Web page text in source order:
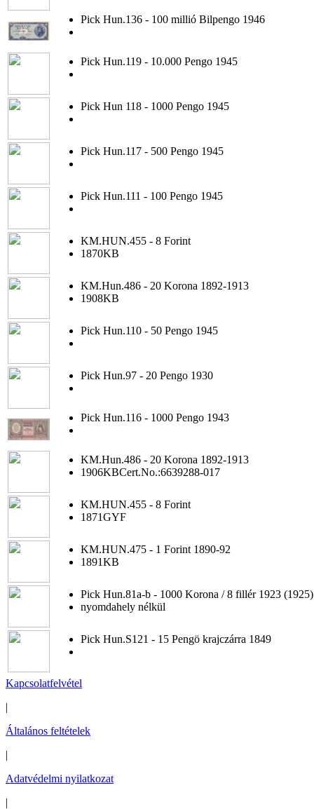
Pick Hun.136 - 100 millió Bilpengo 1946
Pick Hun.119 - 10.000 Pengo 1945
Pick Hun 118 - 1000 Pengo 1945
Pick Hun.117 - 500 Pengo 1945
Pick Hun.111 - 100 Pengo 1945
KM.HUN.455 - 8 Forint
1870KB
KM.Hun.486 - 20 Korona 1892-1913
1908KB
Pick Hun.110 - 50 Pengo 1945
Pick Hun.97 - 20 Pengo 1930
Pick Hun.116 - 1000 Pengo 1943
KM.Hun.486 - 20 Korona 1892-1913
1906KBCert.No.:6639288-017
KM.HUN.455 - 8 Forint
1871GYF
KM.HUN.475 - 1 Forint 1890-92
1891KB
Pick Hun.81a-b - 1000 Korona / 8 fillér 1923 (1925)
nyomdahely nélkül
Pick Hun.S121 - 15 Pengö krajczárra 1849
Kapcsolatfelvétel
|
Általános feltételek
|
Adatvédelmi nyilatkozat
|